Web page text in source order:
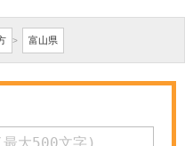
> 富山県